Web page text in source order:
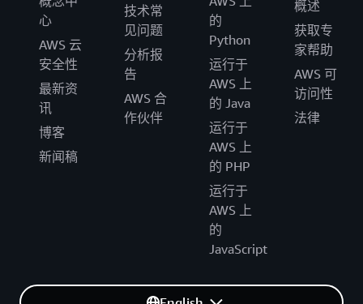
心
AWS 云
安全性
最新资
讯
博客
新闻稿
技术常
见问题
分析报
告
AWS 合
作伙伴
的
Python
运行于
AWS 上
的 Java
运行于
AWS 上
的 PHP
运行于
AWS 上
的
JavaScript
概述
获取专
家帮助
AWS 可
访问性
法律